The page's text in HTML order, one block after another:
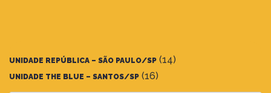
UNIDADE REPÚBLICA – SÃO PAULO/SP (14)
UNIDADE THE BLUE – SANTOS/SP (16)